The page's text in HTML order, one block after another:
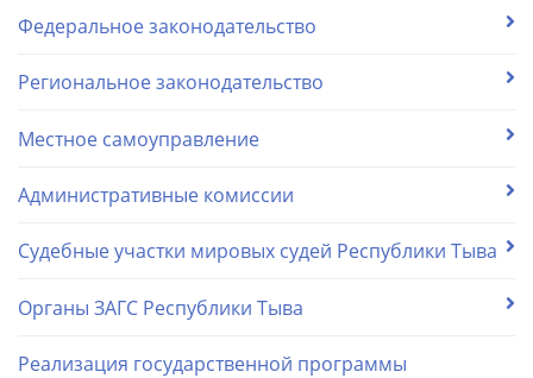
Федеральное законодательство
Региональное законодательство
Местное самоуправление
Административные комиссии
Судебные участки мировых судей Республики Тыва
Органы ЗАГС Республики Тыва
Реализация государственной программы